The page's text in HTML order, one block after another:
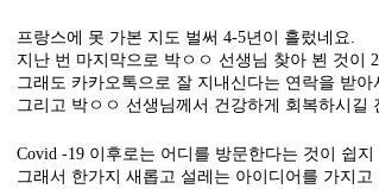
프랑스에 못 가본 지도 벌써 4-5년이 흘렀네요.
지난 번 마지막으로 박ㅇㅇ 선생님 찾아 뵌 것이
그래도 카카오톡으로 잘 지내신다는 연락을 받아
그리고 박ㅇㅇ 선생님께서 건강하게 회복하시길
Covid -19 이후로는 어디를 방문한다는 것이 쉽
그래서 한가지 새롭고 설레는 아이디어를 가지